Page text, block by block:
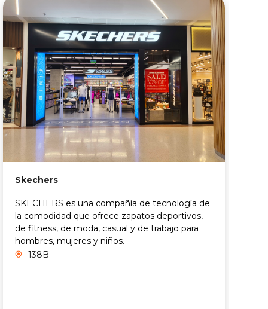
Skechers
SKECHERS es una compañía de tecnología de
la comodidad que ofrece zapatos deportivos,
de fitness, de moda, casual y de trabajo para
hombres, mujeres y niños.
138B